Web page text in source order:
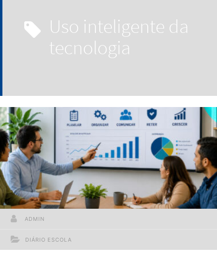
uso inteligente da
tecnologia
DIÁRIO ESCOLA
ADMIN